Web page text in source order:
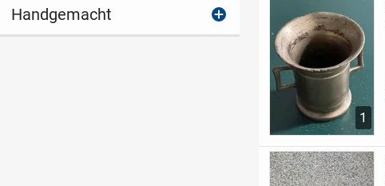
1
Handgemacht